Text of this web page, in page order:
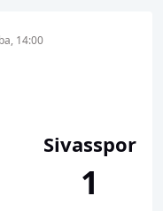
14:00
Sivasspor
1